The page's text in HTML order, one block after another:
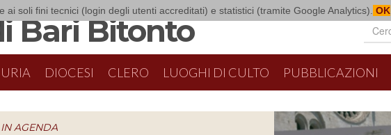
ai soli fini tecnici (login degli utenti accreditati) e statistici (tramite Google Analytics). OK
Bari Bitonto
DIOCESI CLERO LUOGHI DI CULTO PUBBLICAZIONI
IN AGENDA